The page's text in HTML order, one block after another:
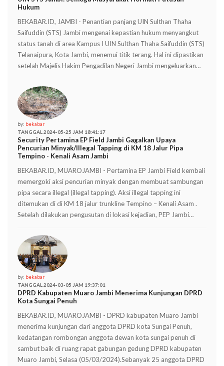
Hukum
BEKABAR.ID, JAMBI - Penantian panjang UIN Sulthan Thaha
Saifuddin (STS) Jambi mengenai kepastian hukum menyangkut
status tanah di area Kampus I UIN Sulthan Thaha Saifuddin (STS)
Telanaipura, Kota Jambi, menemui titik terang. Hal ini dipastikan
setelah Majelis Hakim Pengadilan Negeri Jambi mengeluarkan…
by: bekabar
TANGGAL 2024-05-25 JAM 18:41:17
Security Pertamina EP Field Jambi Gagalkan Upaya
Pencurian Minyak/Illegal Tapping di KM 18 Jalur Pipa
Tempino - Kenali Asam Jambi
BEKABAR.ID, MUAROJAMBI - Pertamina EP Jambi Field kembali
memergoki aksi pencurian minyak dengan membuat sambungan
pipa secara illegal (illegal tapping). Aksi illegal tapping ini
ditemukan di di KM 18 jalur trunkline Tempino – Kenali Asam .
Setelah dilakukan pengusutan di lokasi kejadian, PEP Jambi…
by: bekabar
TANGGAL 2024-03-05 JAM 19:37:01
DPRD Kabupaten Muaro Jambi Menerima Kunjungan DPRD
Kota Sungai Penuh
BEKABAR.ID, MUAROJAMBI - DPRD kabupaten Muaro Jambi
menerima kunjungan dari anggota DPRD kota Sungai Penuh,
kedatangan rombongan anggota dewan kota sungai penuh di
sambut baik di ruang rapat gabungan gedung DPRD kabupaten
Muaro Jambi, Selasa (05/03/2024).Sebanyak 25 anggota DPRD